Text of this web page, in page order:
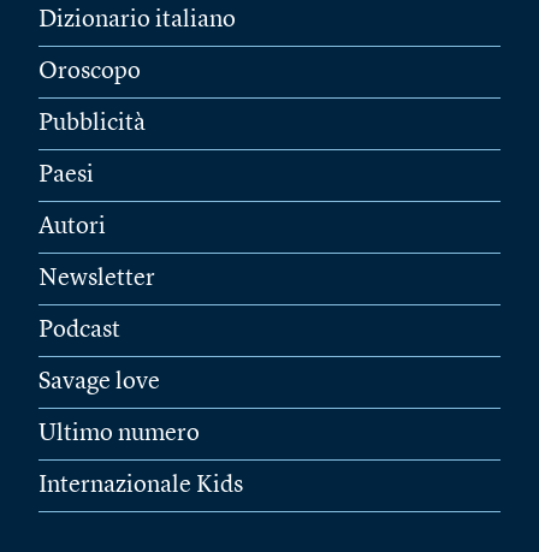
Dizionario italiano
Oroscopo
Pubblicità
Paesi
Autori
Newsletter
Podcast
Savage love
Ultimo numero
Internazionale Kids